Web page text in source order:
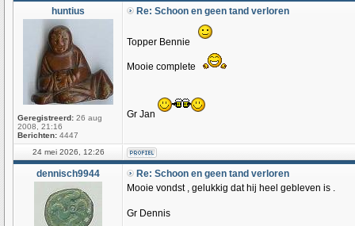
huntius
Geregistreerd: 26 aug
2008, 21:16
Berichten: 4447
Re: Schoon en geen tand verloren
Topper Bennie
Mooie complete
Gr Jan
24 mei 2026, 12:26
dennisch9944
Re: Schoon en geen tand verloren
Mooie vondst , gelukkig dat hij heel gebleven is .
Gr Dennis